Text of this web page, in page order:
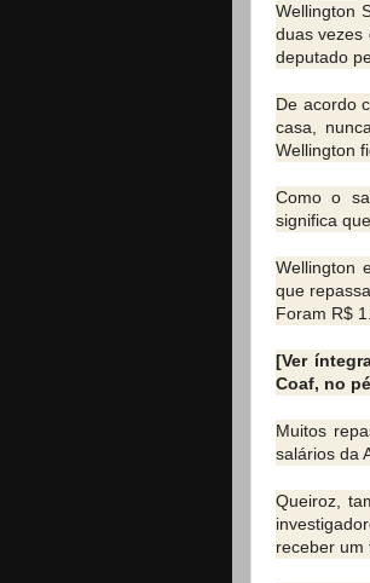
Wellington
duas vezes
deputado
De acordo
casa,
Wellington
Como o
significa
Wellington
que
Foram R$
[Ver
Coaf, no
Muitos
salários da
Queiroz,
receber um